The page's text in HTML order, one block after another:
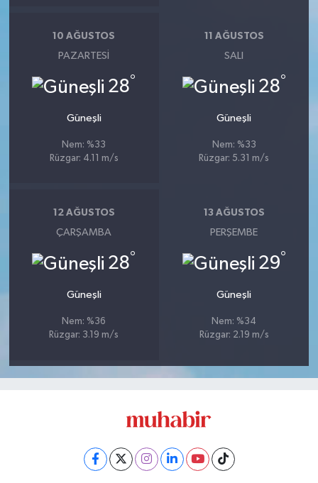
10 AĞUSTOS
PAZARTESI
28°
Güneşli
Nem: %33
Rüzgar: 4.11 m/s
11 AĞUSTOS
SALI
28°
Güneşli
Nem: %33
Rüzgar: 5.31 m/s
12 AĞUSTOS
ÇARŞAMBA
28°
Güneşli
Nem: %36
Rüzgar: 3.19 m/s
13 AĞUSTOS
PERŞEMBE
29°
Güneşli
Nem: %34
Rüzgar: 2.19 m/s